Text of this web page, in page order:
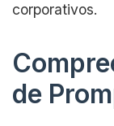
corporativos.
de